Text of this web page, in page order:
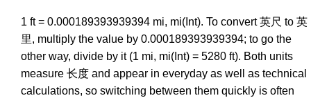
1 ft = 0.000189393939394 mi, mi(Int). To convert 英尺 to 英
里, multiply the value by 0.000189393939394; to go the
other way, divide by it (1 mi, mi(Int) = 5280 ft). Both units
measure 长度 and appear in everyday as well as technical
calculations, so switching between them quickly is often